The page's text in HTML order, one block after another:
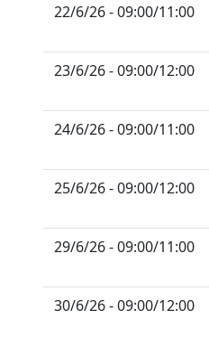
22/6/26 - 09:00/11:00
23/6/26 - 09:00/12:00
24/6/26 - 09:00/11:00
25/6/26 - 09:00/12:00
29/6/26 - 09:00/11:00
30/6/26 - 09:00/12:00